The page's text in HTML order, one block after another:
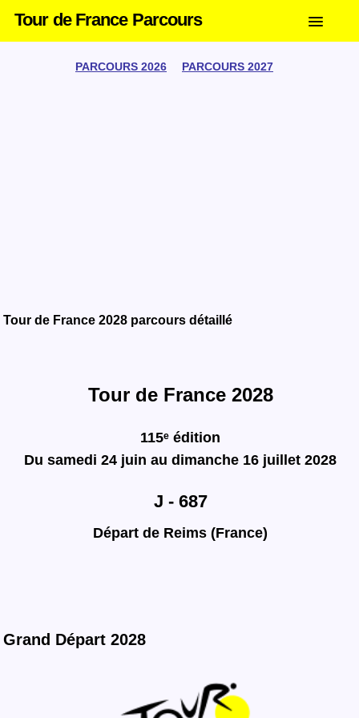
Tour de France Parcours
PARCOURS 2026 PARCOURS 2027
Tour de France 2028 parcours détaillé
Tour de France 2028
115ᵉ édition
Du samedi 24 juin au dimanche 16 juillet 2028
J - 687
Départ de Reims (France)
Grand Départ 2028